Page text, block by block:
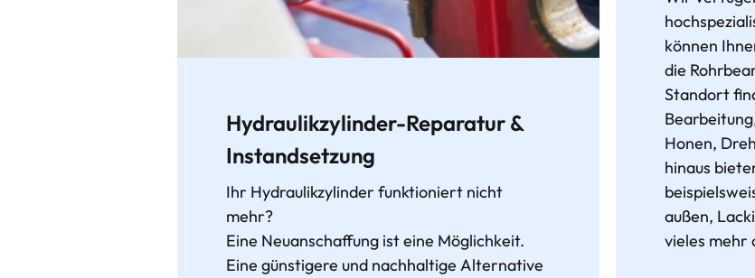
Hydraulikzylinder-Reparatur &
Instandsetzung
Ihr Hydraulikzylinder funktioniert nicht
mehr?
Eine Neuanschaffung ist eine Möglichkeit.
Eine günstigere und nachhaltige Alternative
können
die
Standort
Honen,
hinaus
außen,
vieles mehr